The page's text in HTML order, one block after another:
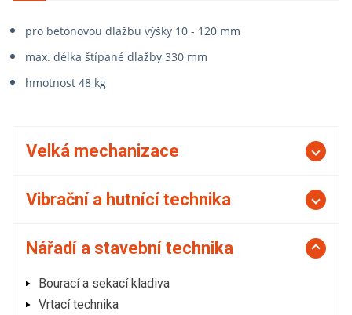
Velká mechanizace
Vibrační a hutnící technika
Nářadí a stavební technika
Bourací a sekací kladiva
Vrtací technika
pro betonovou dlažbu výšky 10 - 120 mm
max. délka štípané dlažby 330 mm
hmotnost 48 kg